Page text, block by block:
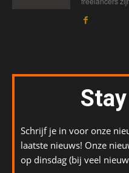
Schrijf je in voor onze
laatste nieuws! Onze
op dinsdag (bij veel